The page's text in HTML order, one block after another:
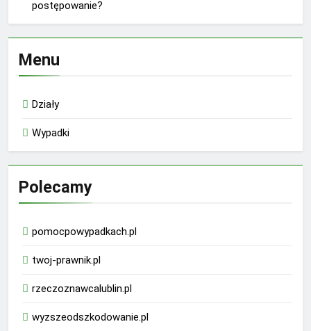
postępowanie?
Menu
Działy
Wypadki
Polecamy
pomocpowypadkach.pl
twoj-prawnik.pl
rzeczoznawcalublin.pl
wyzszeodszkodowanie.pl